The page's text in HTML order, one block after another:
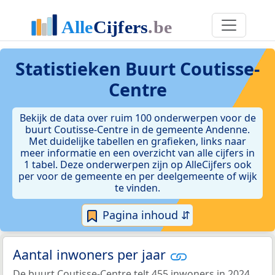
Statistieken Buurt Coutisse-
Centre
Bekijk de data over ruim 100 onderwerpen voor de
buurt Coutisse-Centre in de gemeente Andenne.
Met duidelijke tabellen en grafieken, links naar
meer informatie en een overzicht van alle cijfers in
1 tabel. Deze onderwerpen zijn op AlleCijfers ook
per voor de gemeente en per deelgemeente of wijk
te vinden.
Pagina inhoud ⇵
Aantal inwoners per jaar